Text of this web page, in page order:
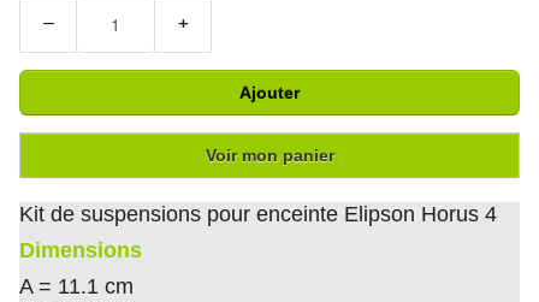
− +
Ajouter
Voir mon panier
Kit de suspensions pour enceinte Elipson Horus 4
Dimensions
A = 11.1 cm